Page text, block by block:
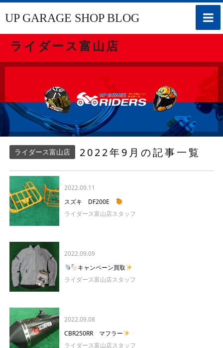
toggle
UP GARAGE SHOP BLOG
ライダース富山店
ライダース富山店 2022年9月の記事一覧
2022.09.11
スズキ DF200E
ライダース富山店スタッフ
2022.09.09
キャンペーン買取
ライダース富山店スタッフ
2022.09.08
CBR250RR マフラー
ライダース富山店スタッフ